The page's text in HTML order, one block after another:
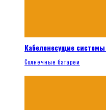
Кабеленесущие
Солнечные батареи